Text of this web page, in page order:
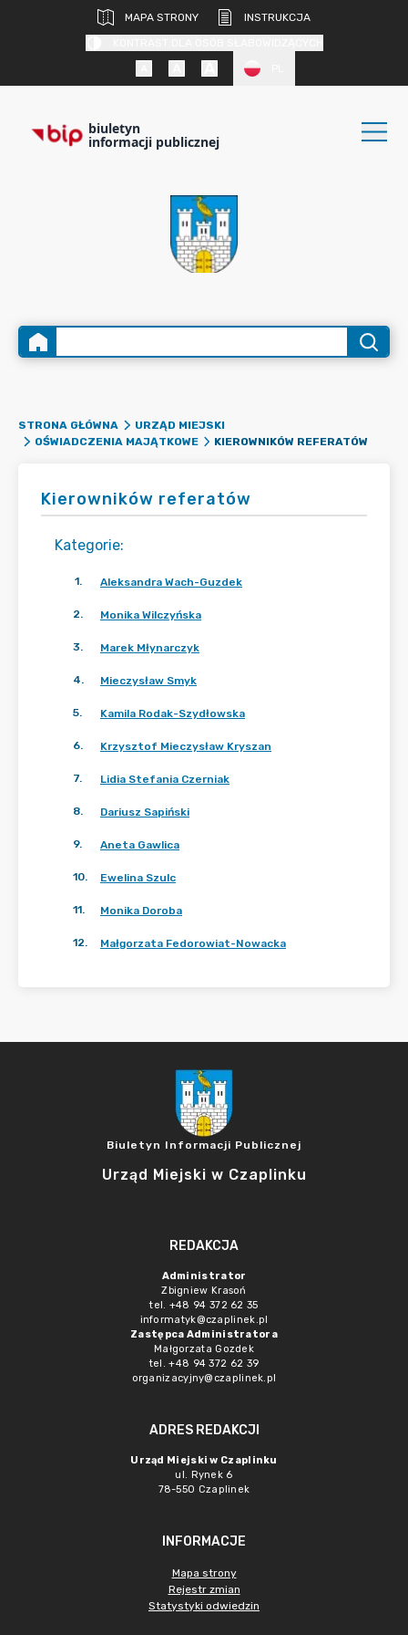
MAPA STRONY
INSTRUKCJA
biuletyn
informacji publicznej
STRONA GŁÓWNA
URZĄD MIEJSKI
OŚWIADCZENIA MAJĄTKOWE
KIEROWNIKÓW REFERATÓW
Kierowników referatów
Kategorie:
1. Aleksandra Wach-Guzdek
2. Monika Wilczyńska
3. Marek Młynarczyk
4. Mieczysław Smyk
5. Kamila Rodak-Szydłowska
6. Krzysztof Mieczysław Kryszan
7. Lidia Stefania Czerniak
8. Dariusz Sapiński
9. Aneta Gawlica
10. Ewelina Szulc
11. Monika Doroba
12. Małgorzata Fedorowiat-Nowacka
Biuletyn Informacji Publicznej
Urząd Miejski w Czaplinku
REDAKCJA
Administrator
Zbigniew Krasoń
tel. +48 94 372 62 35
informatyk@czaplinek.pl
Zastępca Administratora
Małgorzata Gozdek
tel. +48 94 372 62 39
organizacyjny@czaplinek.pl
ADRES REDAKCJI
Urząd Miejski w Czaplinku
ul. Rynek 6
78-550 Czaplinek
INFORMACJE
Mapa strony
Rejestr zmian
Statystyki odwiedzin